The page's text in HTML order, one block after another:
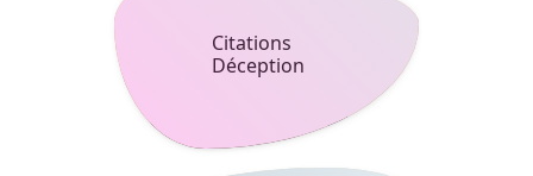
Citations
Déception